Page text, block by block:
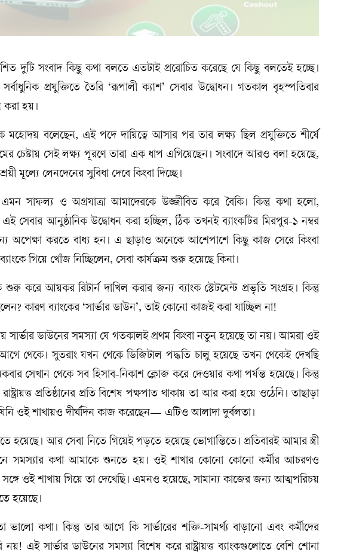
দুটি সংবাদ কিছু কথা বলতে এতটাই প্ররোচিত করেছে যে কিছু বলতেই হচ্ছে।
সর্বাধুনিক প্রযুক্তিতে তৈরি ‘রূপালী ক্যাশ’ সেবার উদ্বোধন। গতকাল বৃহস্পতিবার
করা হয়।
মহোদয় বলেছেন, এই পদে দায়িত্বে আসার পর তার লক্ষ্য ছিল প্রযুক্তিতে শীর্ষে
চেষ্টায় সেই লক্ষ্য পূরণে তারা এক ধাপ এগিয়েছেন। সংবাদে আরও বলা হয়েছে,
মূল্যে লেনদেনের সুবিধা দেবে কিংবা দিচ্ছে।
এমন সাফল্য ও অগ্রযাত্রা আমাদেরকে উজ্জীবিত করে বৈকি। কিন্তু কথা হলো,
এই সেবার আনুষ্ঠানিক উদ্বোধন করা হচ্ছিল, ঠিক তখনই ব্যাংকটির মিরপুর-১ নম্বর
অপেক্ষা করতে বাধ্য হন। এ ছাড়াও অনেকে আশেপাশে কিছু কাজ সেরে কিংবা
গিয়ে খোঁজ নিচ্ছিলেন, সেবা কার্যক্রম শুরু হয়েছে কিনা।
করে আয়কর রিটার্ন দাখিল করার জন্য ব্যাংক স্টেটমেন্ট প্রভৃতি সংগ্রহ। কিন্তু
কারণ ব্যাংকের ‘সার্ভার ডাউন’, তাই কোনো কাজই করা যাচ্ছিল না!
সার্ভার ডাউনের সমস্যা যে গতকালই প্রথম কিংবা নতুন হয়েছে তা নয়। আমরা ওই
থেকে। সুতরাং যখন থেকে ডিজিটাল পদ্ধতি চালু হয়েছে তখন থেকেই দেখছি
সেখান থেকে সব হিসাব-নিকাশ ক্লোজ করে দেওয়ার কথা পর্যন্ত হয়েছে। কিন্তু
প্রতিষ্ঠানের প্রতি বিশেষ পক্ষপাত থাকায় তা আর করা হয়ে ওঠেনি। তাছাড়া
ওই শাখায়ও দীর্ঘদিন কাজ করেছেন— এটিও আলাদা দুর্বলতা।
হয়েছে। আর সেবা নিতে গিয়েই পড়তে হয়েছে ভোগান্তিতে। প্রতিবারই আমার স্ত্রী
সমস্যার কথা আমাকে শুনতে হয়। ওই শাখার কোনো কোনো কর্মীর আচরণও
ওই শাখায় গিয়ে তা দেখেছি। এমনও হয়েছে, সামান্য কাজের জন্য আত্মপরিচয়
হয়েছে।
ভালো কথা। কিন্তু তার আগে কি সার্ভারের শক্তি-সামর্থ্য বাড়ানো এবং কর্মীদের
এই সার্ভার ডাউনের সমস্যা বিশেষ করে রাষ্ট্রায়ত্ত ব্যাংকগুলোতে বেশি শোনা